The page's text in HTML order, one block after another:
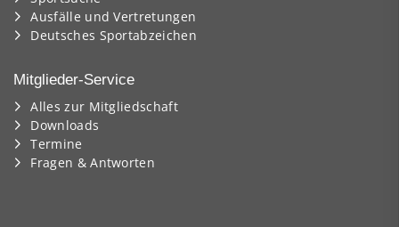
Ausfälle und Vertretungen
Deutsches Sportabzeichen
Mitglieder-Service
Alles zur Mitgliedschaft
Downloads
Termine
Fragen & Antworten